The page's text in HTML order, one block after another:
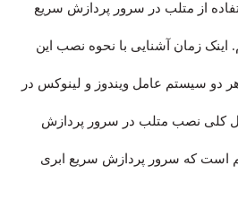
از متلب در سرور پردازش سریع
اینک زمان آشنایی با نحوه نصب این
دو سیستم عامل ویندوز و لینوکس در
کلی نصب متلب در سرور پردازش
است که سرور پردازش سریع ابری